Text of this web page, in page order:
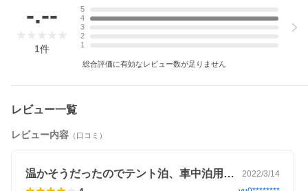
・総重量
1,400g
・快適使用温度/下限温度
※ブラウザやお使いのモニター環境により、
商品詳細画像は今シーズン展開外カラーを掲載していることが
があります。
予めご了承ください。
-.--
1件
5
4
3
2
1
総合評価に有効なレビュー数が足りません
レビュー一覧
レビュー内容 （口コミ）
温かそうだったのでテント泊、車中泊用に… 2022/3/14